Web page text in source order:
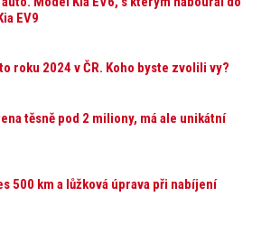
EV9
roku 2024 v ČR. Koho byste zvolili vy?
těsně pod 2 miliony, má ale unikátní
500 km a lůžková úprava při nabíjení